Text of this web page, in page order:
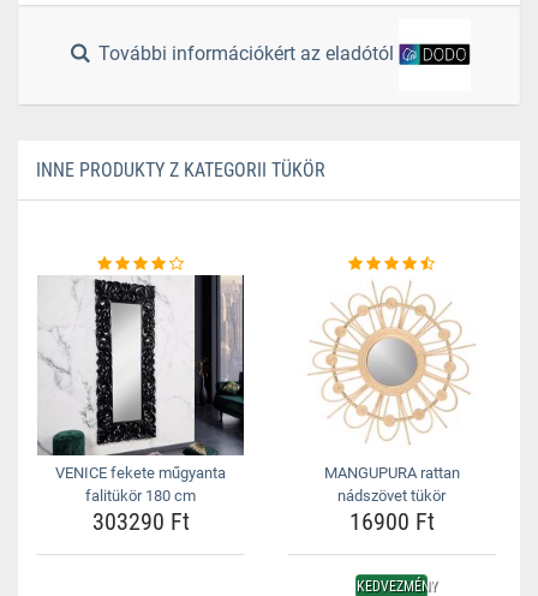
További információkért az eladótól
INNE PRODUKTY Z KATEGORII TÜKÖR
VENICE fekete műgyanta
falitükör 180 cm
303290 Ft
MANGUPURA rattan
nádszövet tükör
16900 Ft
KEDVEZMÉNY